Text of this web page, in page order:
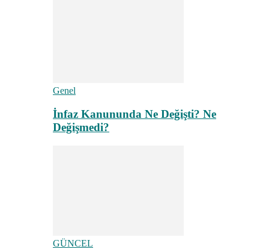
Genel
İnfaz Kanununda Ne Değişti? Ne
Değişmedi?
GÜNCEL